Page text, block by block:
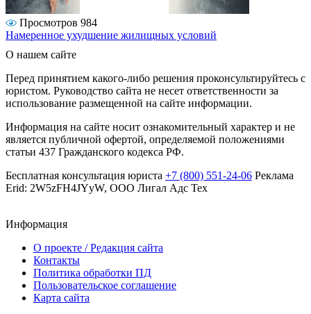
Просмотров 984
Намеренное ухудшение жилищных условий
О нашем сайте
Перед принятием какого-либо решения проконсультируйтесь с
юристом. Руководство сайта не несет ответственности за
использование размещенной на сайте информации.
Информация на сайте носит ознакомительный характер и не
является публичной офертой, определяемой положениями
статьи 437 Гражданского кодекса РФ.
Бесплатная консультация юриста +7 (800) 551-24-06 Реклама
Erid: 2W5zFH4JYyW, ООО Лигал Адс Тех
Информация
О проекте / Редакция сайта
Контакты
Политика обработки ПД
Пользовательское соглашение
Карта сайта